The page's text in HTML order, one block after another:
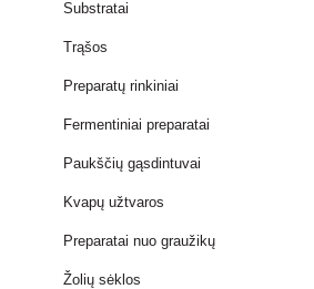
Substratai
Trąšos
Preparatų rinkiniai
Fermentiniai preparatai
Paukščių gąsdintuvai
Kvapų užtvaros
Preparatai nuo graužikų
Žolių sėklos